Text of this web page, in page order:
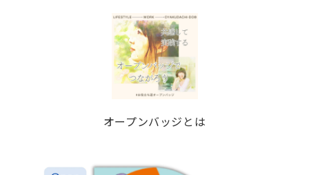
オープンバッジとは